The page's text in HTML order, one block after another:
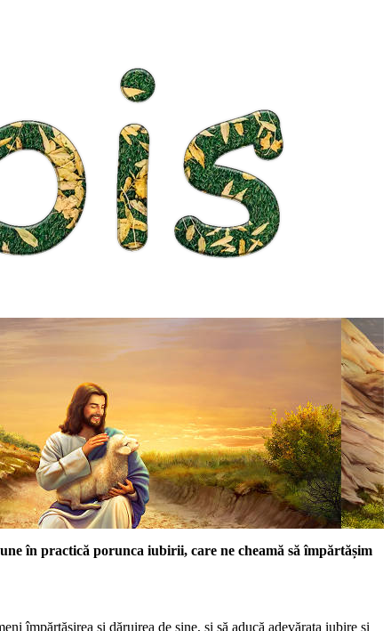
în practică porunca iubirii, care ne cheamă să împărtășim
împărtășirea și dăruirea de sine, și să aducă adevărata iubire și